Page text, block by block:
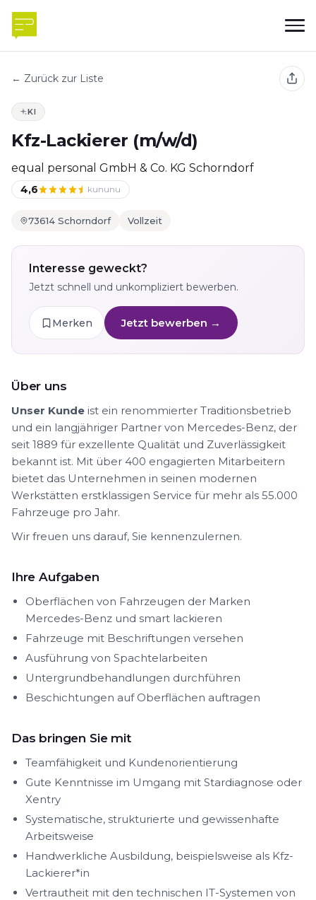
← Zurück zur Liste
KI
Kfz-Lackierer (m/w/d)
equal personal GmbH & Co. KG Schorndorf
4,6 kununu
73614 Schorndorf Vollzeit
Interesse geweckt?
Jetzt schnell und unkompliziert bewerben.
Merken Jetzt bewerben →
Über uns
Unser Kunde ist ein renommierter Traditionsbetrieb
und ein langjähriger Partner von Mercedes-Benz, der
seit 1889 für exzellente Qualität und Zuverlässigkeit
bekannt ist. Mit über 400 engagierten Mitarbeitern
bietet das Unternehmen in seinen modernen
Werkstätten erstklassigen Service für mehr als 55.000
Fahrzeuge pro Jahr.
Wir freuen uns darauf, Sie kennenzulernen.
Ihre Aufgaben
Oberflächen von Fahrzeugen der Marken
Mercedes-Benz und smart lackieren
Fahrzeuge mit Beschriftungen versehen
Ausführung von Spachtelarbeiten
Untergrundbehandlungen durchführen
Beschichtungen auf Oberflächen auftragen
Das bringen Sie mit
Teamfähigkeit und Kundenorientierung
Gute Kenntnisse im Umgang mit Stardiagnose oder
Xentry
Systematische, strukturierte und gewissenhafte
Arbeitsweise
Handwerkliche Ausbildung, beispielsweise als Kfz-
Lackierer*in
Vertrautheit mit den technischen IT-Systemen von